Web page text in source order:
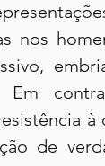
nos
de